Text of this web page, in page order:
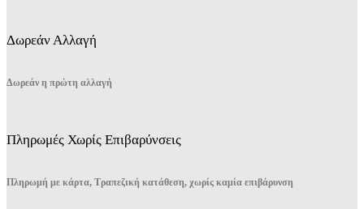
Δωρεάν Αλλαγή
Δωρεάν η πρώτη αλλαγή
Πληρωμές Χωρίς Επιβαρύνσεις
Πληρωμή με κάρτα, Τραπεζική κατάθεση, χωρίς καμία επιβάρυνση